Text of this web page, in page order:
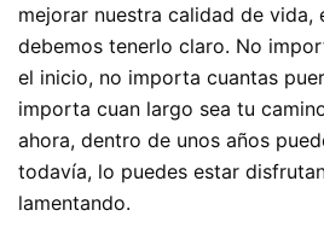
mejorar nuestra calidad de vida,
debemos tenerlo claro. No
el inicio, no importa cuantas
importa cuan largo sea tu
ahora, dentro de unos años
todavía, lo puedes estar
lamentando.